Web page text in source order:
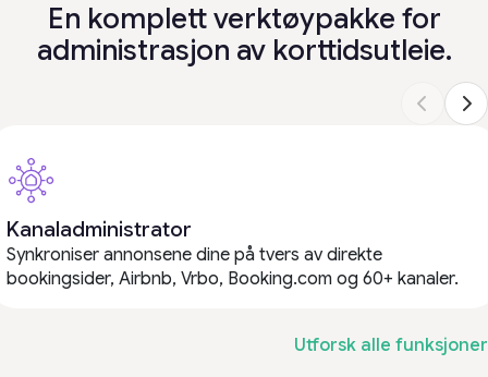
En komplett verktøypakke for
administrasjon av korttidsutleie.
Kanaladministrator
Synkroniser annonsene dine på tvers av direkte
bookingsider, Airbnb, Vrbo, Booking.com og 60+ kanaler.
Utforsk alle funksjoner